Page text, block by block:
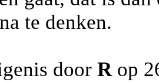
te denken.
door Rop